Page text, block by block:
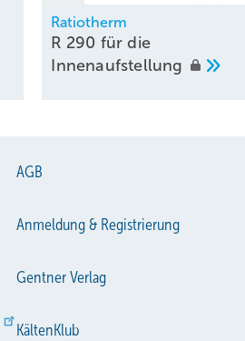
Ratiotherm
R 290 für die
Innenaufstellung
AGB
Anmeldung & Registrierung
Gentner Verlag
KältenKlub